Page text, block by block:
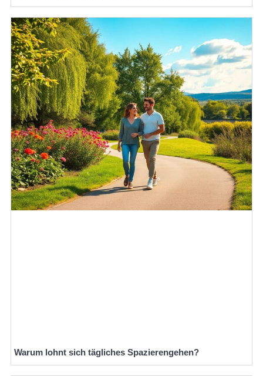
Warum lohnt sich tägliches Spazierengehen?